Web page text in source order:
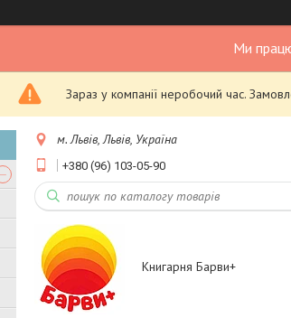
Ми
Зараз у компанії неробочий час.
м. Львів, Львів, Україна
+380 (96) 103-05-90
Книгарня Барви+